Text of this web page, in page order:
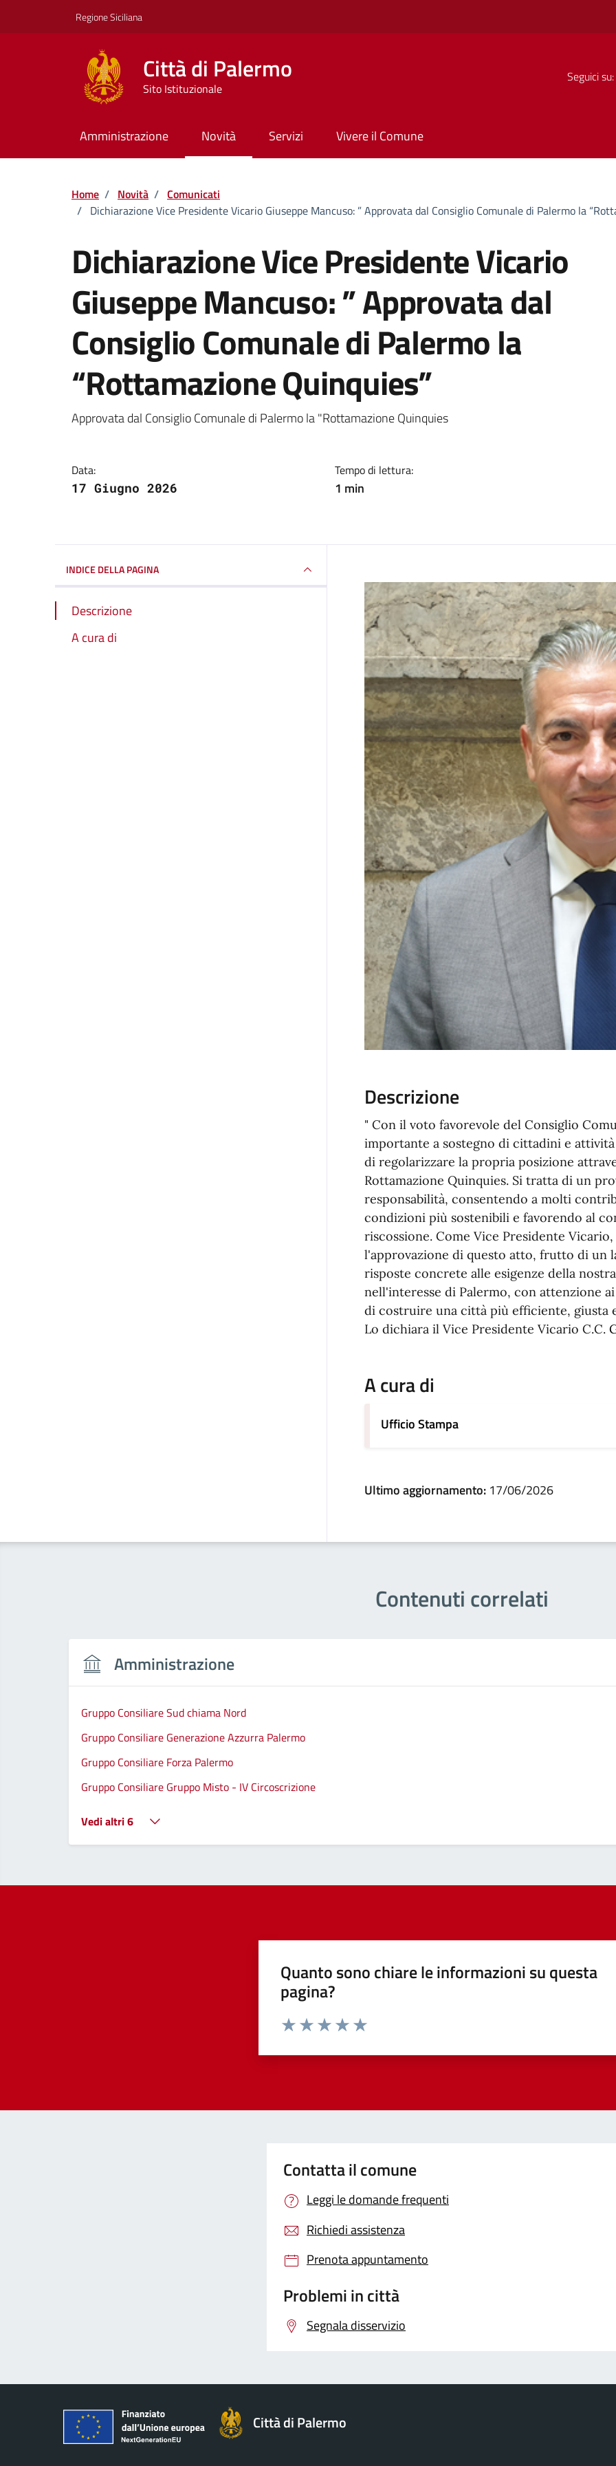
Regione Siciliana
Città di Palermo
Sito Istituzionale
Seguici su:
Amministrazione Novità Servizi Vivere il Comune
Home / Novità / Comunicati
/ Dichiarazione Vice Presidente Vicario Giuseppe Mancuso: ” Approvata dal Consiglio Comunale di Palermo la
Dichiarazione Vice Presidente Vicario
Giuseppe Mancuso: ” Approvata dal
Consiglio Comunale di Palermo la
“Rottamazione Quinquies”
Dettagli della notizia
Approvata dal Consiglio Comunale di Palermo la "Rottamazione Quinquies
Data:
17 Giugno 2026
Tempo di lettura:
1 min
INDICE DELLA PAGINA
Descrizione
A cura di
Descrizione
" Con il voto favorevole del Consiglio
importante a sostegno di cittadini e
di regolarizzare la propria posizione
Rottamazione Quinquies. Si tratta di un
responsabilità, consentendo a molti
condizioni più sostenibili e favorendo al
riscossione. Come Vice Presidente
l'approvazione di questo atto, frutto di un
risposte concrete alle esigenze della
nell'interesse di Palermo, con attenzione
di costruire una città più efficiente, giusta
Lo dichiara il Vice Presidente Vicario C.C.
A cura di
Ufficio Stampa
Ultimo aggiornamento: 17/06/2026
Contenuti correlati
Amministrazione
Gruppo Consiliare Sud chiama Nord
Gruppo Consiliare Generazione Azzurra Palermo
Gruppo Consiliare Forza Palermo
Gruppo Consiliare Gruppo Misto - IV Circoscrizione
Vedi altri 6
Quanto sono chiare le informazioni su questa
pagina?
Contatta il comune
Leggi le domande frequenti
Richiedi assistenza
Prenota appuntamento
Problemi in città
Segnala disservizio
Città di Palermo